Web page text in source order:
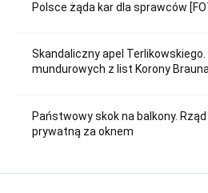
Polsce żąda kar dla sprawców
Skandaliczny apel
mundurowych z list Korony
Państwowy skok na balkony.
prywatną za oknem